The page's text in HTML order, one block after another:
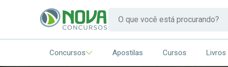
Concursos Apostilas Cursos Livros